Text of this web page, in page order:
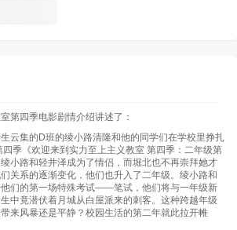
第四季电影剧情介绍讲述了：
云集的D班的绫小路清隆和他的同学们在学校里挣扎
季《欢迎来到实力至上主义教室 第四季：二年级第
小路和轻井泽成为了情侣，而堀北也不再崇拜她才
关系的逐渐变化，他们也升入了二年级。绫小路和
们的第一场特殊考试——笔试，他们将与一年级新
中竟潜伏着月城从白屋派来的刺客。这种跨越年级
来风暴还是平静？校园生活的第二年就此拉开帷